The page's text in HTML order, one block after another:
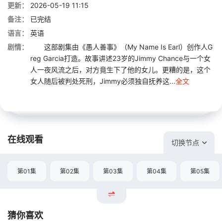
更新：
2026-05-19 11:15
备注：
已完结
语言：
英语
剧情：
这部剧集由《愚人善事》（My Name Is Earl）创作人G
reg Garcia打造。故事讲述23岁的Jimmy Chance与一个女
人一夜风流之后，对方竟生下了他的女儿。更糟的是，这个
女人随后被判处死刑，Jimmy必须独自抚养这...全文
在线观看 切换节点
第01集 第02集 第03集 第04集 第05集
猜你喜欢